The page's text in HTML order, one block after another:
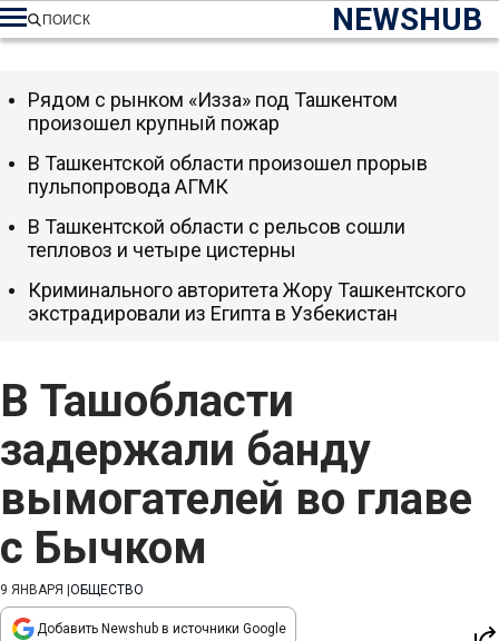
NEWSHUB
ПОИСК
В Ташобласти
задержали банду
вымогателей во главе
с Бычком
9 ЯНВАРЯ ОБЩЕСТВО
Добавить Newshub в источники Google
Рядом с рынком «Изза» под Ташкентом
произошел крупный пожар
В Ташкентской области произошел прорыв
пульпопровода АГМК
В Ташкентской области с рельсов сошли
тепловоз и четыре цистерны
Криминального авторитета Жору Ташкентского
экстрадировали из Египта в Узбекистан